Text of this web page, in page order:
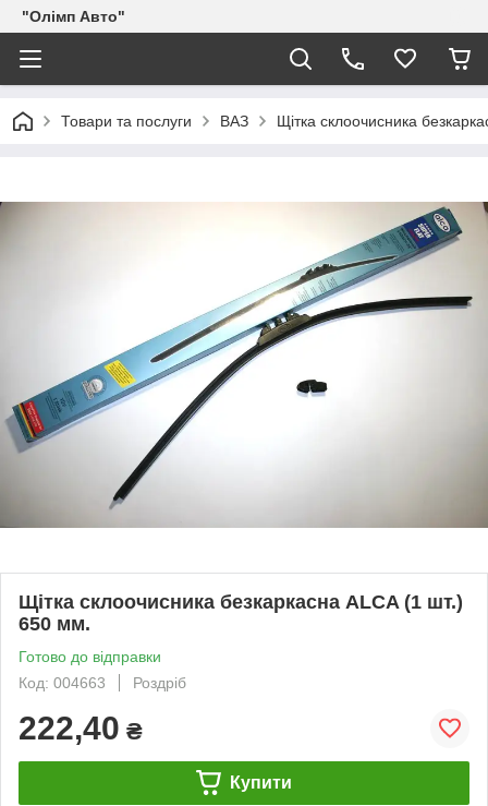
"Олімп Авто"
Товари та послуги ВАЗ Щітка склоочисника
Щітка склоочисника безкаркасна ALCA (1 шт.)
650 мм.
Готово до відправки
Код: 004663
Роздріб
222,40 ₴
Купити